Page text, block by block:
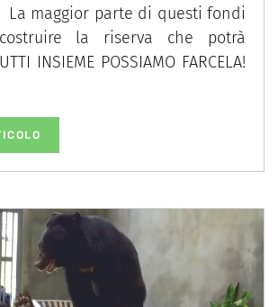
maggior parte di questi fondi
la riserva che potrà
INSIEME POSSIAMO FARCELA!